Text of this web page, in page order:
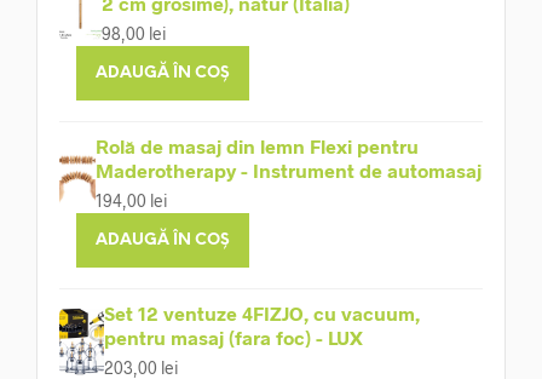
98,00 lei
ADAUGĂ ÎN COȘ
Rolă de masaj din lemn Flexi pentru
Maderotherapy - Instrument de automasaj
194,00 lei
ADAUGĂ ÎN COȘ
Set 12 ventuze 4FIZJO, cu vacuum,
pentru masaj (fara foc) - LUX
203,00 lei